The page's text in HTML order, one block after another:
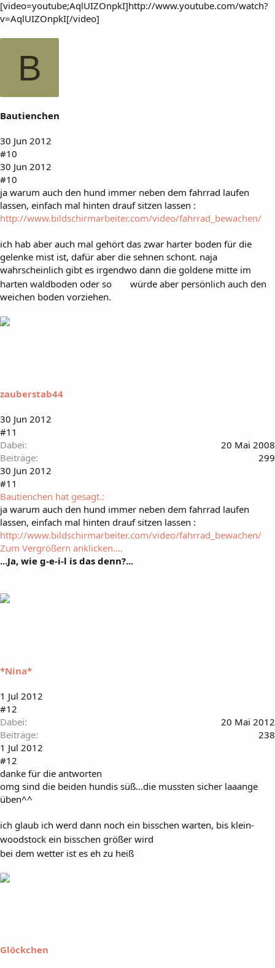
[video=youtube;AqlUIZOnpkI]http://www.youtube.com/watch?
v=AqlUIZOnpkI[/video]
B
Bautienchen
30 Jun 2012
#10
30 Jun 2012
#10
ja warum auch den hund immer neben dem fahrrad laufen
lassen, einfach mal hinten drauf sitzen lassen :
http://www.bildschirmarbeiter.com/video/fahrrad_bewachen/
ich hab aber auch mal gehört das zwar harter boden für die
gelenke mist ist, dafür aber die sehnen schont. naja
wahrscheinlich gibt es irgendwo dann die goldene mitte im
harten waldboden oder so
würde aber persönlich auch den
weichen boden vorziehen.
zauberstab44
30 Jun 2012
#11
Dabei
20 Mai 2008
Beiträge
299
30 Jun 2012
#11
Bautienchen hat gesagt.:
ja warum auch den hund immer neben dem fahrrad laufen
lassen, einfach mal hinten drauf sitzen lassen :
http://www.bildschirmarbeiter.com/video/fahrrad_bewachen/
Zum Vergrößern anklicken....
...Ja, wie g-e-i-l is das denn?...
*Nina*
1 Jul 2012
#12
Dabei
20 Mai 2012
Beiträge
238
1 Jul 2012
#12
danke für die antworten
omg sind die beiden hundis süß...die mussten sicher laaange
üben^^
ich glaub ich werd dann noch ein bisschen warten, bis klein-
woodstock ein bisschen größer wird
bei dem wetter ist es eh zu heiß
Glöckchen